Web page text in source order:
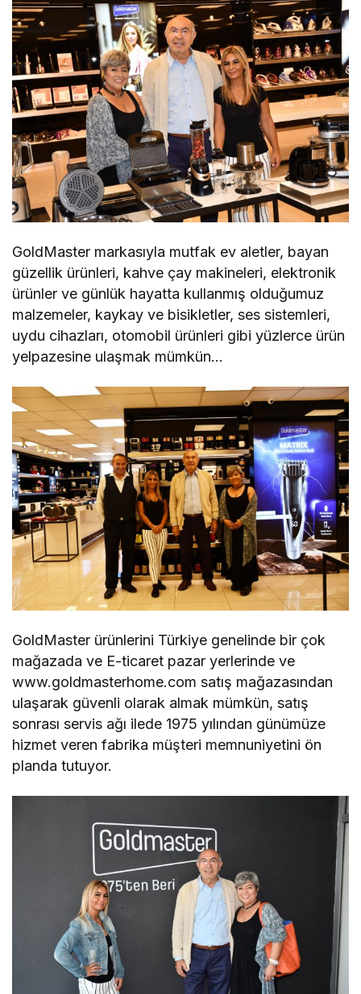
GoldMaster markasıyla mutfak ev aletler, bayan
güzellik ürünleri, kahve çay makineleri, elektronik
ürünler ve günlük hayatta kullanmış olduğumuz
malzemeler, kaykay ve bisikletler, ses sistemleri,
uydu cihazları, otomobil ürünleri gibi yüzlerce ürün
yelpazesine ulaşmak mümkün…
GoldMaster ürünlerini Türkiye genelinde bir çok
mağazada ve E-ticaret pazar yerlerinde ve
www.goldmasterhome.com satış mağazasından
ulaşarak güvenli olarak almak mümkün, satış
sonrası servis ağı ilede 1975 yılından günümüze
hizmet veren fabrika müşteri memnuniyetini ön
planda tutuyor.